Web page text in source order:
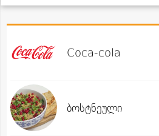
Coca-cola
ბოსტნეული